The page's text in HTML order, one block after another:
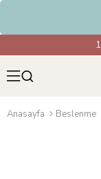
Anasayfa Beslenme